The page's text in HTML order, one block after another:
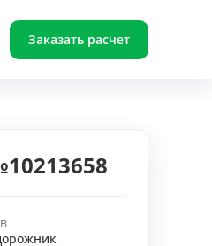
Заказать расчет